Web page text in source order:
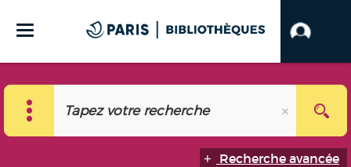
Recherche avancée